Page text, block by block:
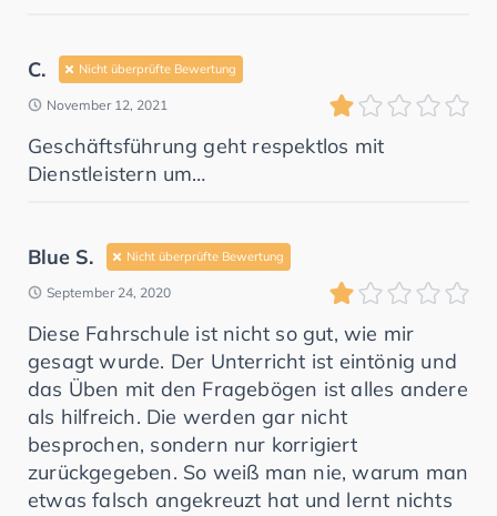
C. Nicht überprüfte Bewertung
November 12, 2021
Geschäftsführung geht respektlos mit
Dienstleistern um…
Blue S. Nicht überprüfte Bewertung
September 24, 2020
Diese Fahrschule ist nicht so gut, wie mir
gesagt wurde. Der Unterricht ist eintönig und
das Üben mit den Fragebögen ist alles andere
als hilfreich. Die werden gar nicht
besprochen, sondern nur korrigiert
zurückgegeben. So weiß man nie, warum man
etwas falsch angekreuzt hat und lernt nichts